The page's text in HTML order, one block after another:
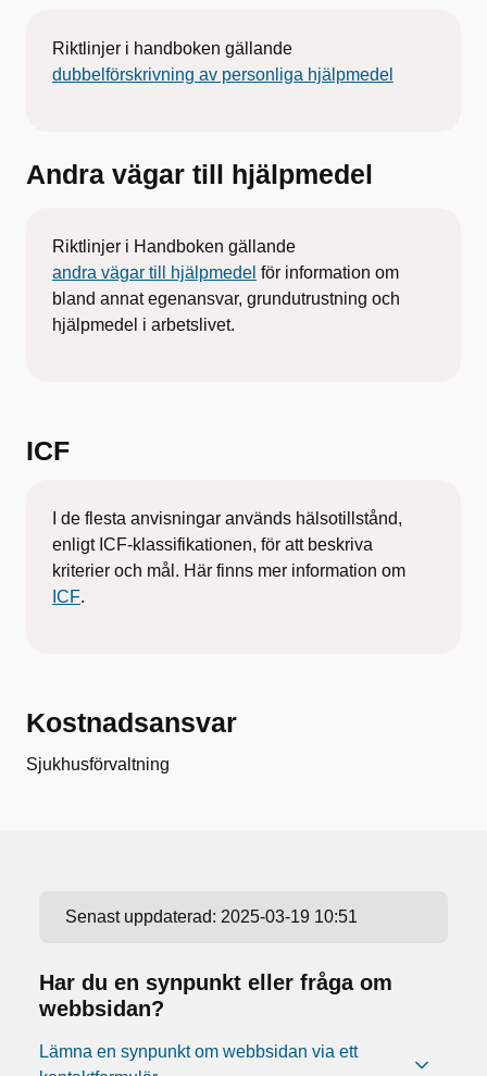
Riktlinjer i handboken gällande
dubbelförskrivning av personliga hjälpmedel
Andra vägar till hjälpmedel
Riktlinjer i Handboken gällande
andra vägar till hjälpmedel för information om
bland annat egenansvar, grundutrustning och
hjälpmedel i arbetslivet.
ICF
I de flesta anvisningar används hälsotillstånd,
enligt ICF-klassifikationen, för att beskriva
kriterier och mål. Här finns mer information om
ICF.
Kostnadsansvar
Sjukhusförvaltning
Senast uppdaterad: 2025-03-19 10:51
Har du en synpunkt eller fråga om
webbsidan?
Lämna en synpunkt om webbsidan via ett